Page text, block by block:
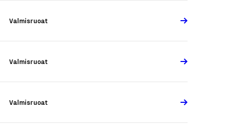
Valmisruoat
Valmisruoat
Valmisruoat